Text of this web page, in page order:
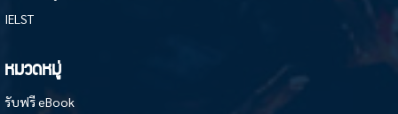
IELST
หมวดหมู่
รับฟรี eBook